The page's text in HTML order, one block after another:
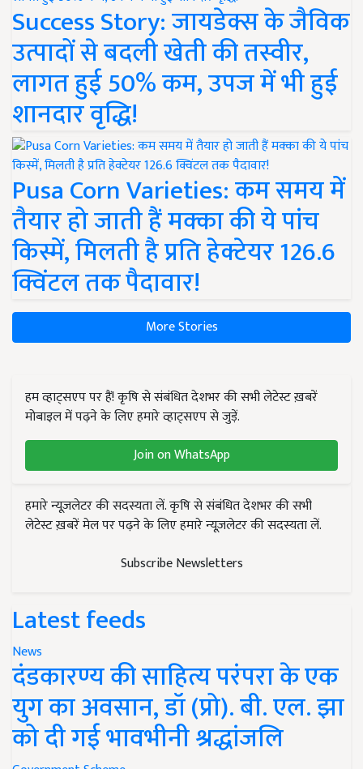
Success Story: जायडेक्स के जैविक
उत्पादों से बदली खेती की तस्वीर,
लागत हुई 50% कम, उपज में भी हुई
शानदार वृद्धि!
Pusa Corn Varieties: कम समय में
तैयार हो जाती हैं मक्का की ये पांच
किस्में, मिलती है प्रति हेक्टेयर 126.6
क्विंटल तक पैदावार!
More Stories
हम व्हाट्सएप पर हैं! कृषि से संबंधित देशभर की सभी लेटेस्ट ख़बरें
मोबाइल में पढ़ने के लिए हमारे व्हाट्सएप से जुड़ें.
Join on WhatsApp
हमारे न्यूज़लेटर की सदस्यता लें. कृषि से संबंधित देशभर की सभी
लेटेस्ट ख़बरें मेल पर पढ़ने के लिए हमारे न्यूज़लेटर की सदस्यता लें.
Subscribe Newsletters
Latest feeds
News
दंडकारण्य की साहित्य परंपरा के एक
युग का अवसान, डॉ (प्रो). बी. एल. झा
को दी गई भावभीनी श्रद्धांजलि